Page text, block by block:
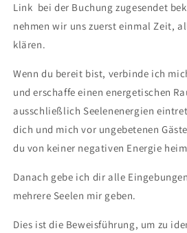
Link bei der Buchung zugesendet
nehmen wir uns zuerst einmal Zeit,
klären.
Wenn du bereit bist, verbinde ich
und erschaffe einen energetischen
ausschließlich Seelenenergien
dich und mich vor ungebetenen
du von keiner negativen Energie
Danach gebe ich dir alle
mehrere Seelen mir geben.
Dies ist die Beweisführung, um zu